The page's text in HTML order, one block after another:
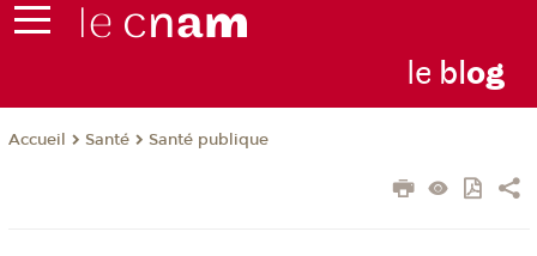
le blog
Accueil Santé Santé publique